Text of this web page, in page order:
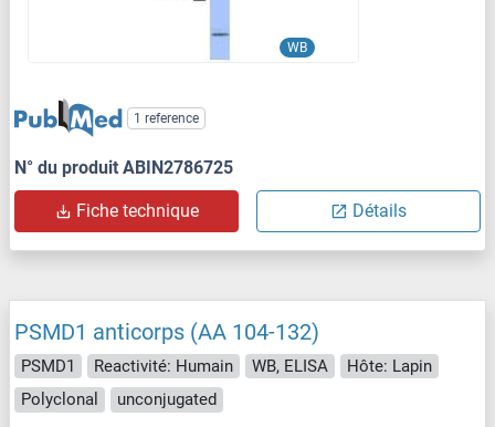
WB
1 reference
N° du produit ABIN2786725
Fiche technique Détails
PSMD1 anticorps (AA 104-132)
PSMD1 Reactivité: Humain WB, ELISA
Hôte: Lapin
Polyclonal
unconjugated